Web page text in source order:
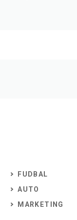
FUDBAL
AUTO
MARKETING